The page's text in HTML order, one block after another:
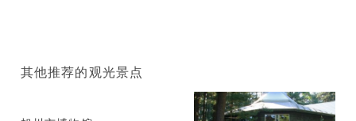
其他推荐的观光景点